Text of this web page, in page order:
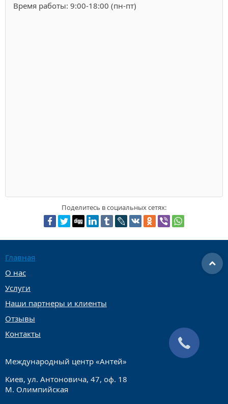
Время работы: 9:00-18:00 (пн-пт)
Поделитесь в социальных сетях:
Главная
О нас
Услуги
Наши партнеры и клиенты
Отзывы
Контакты
Международный центр «Антей»
Киев, ул. Антоновича, 47, оф. 18
М. Олимпийская